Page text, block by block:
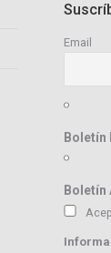
Email
Boletín
Boletín